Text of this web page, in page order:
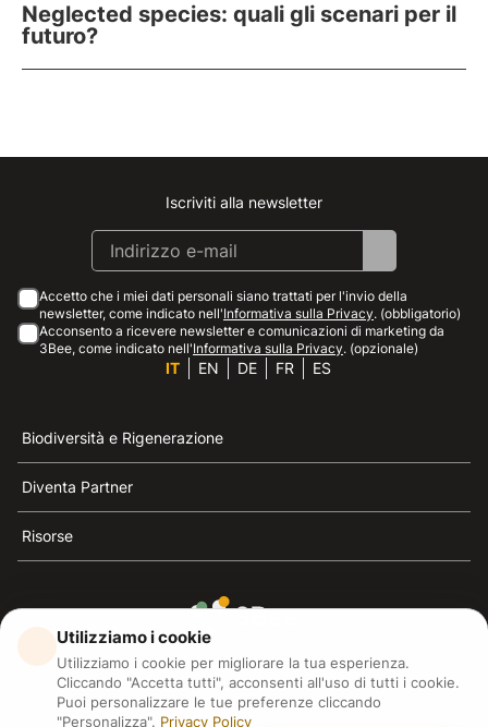
Neglected species: quali gli scenari per il
futuro?
Instagram
Facebook
Linkedin
Youtube
Iscriviti alla newsletter
Accetto che i miei dati personali siano trattati per l'invio della
newsletter, come indicato nell'Informativa sulla Privacy. (obbligatorio)
Acconsento a ricevere newsletter e comunicazioni di marketing da
3Bee, come indicato nell'Informativa sulla Privacy. (opzionale)
IT EN DE FR ES
Biodiversità e Rigenerazione
Diventa Partner
Risorse
3Bee è il riferimento della sostenibilità, la difesa delle
api e della biodiversità
3Bee S.R.L Via Pastrengo 14, 20159, Milano (MI)
Utilizziamo i cookie
Utilizziamo i cookie per migliorare la tua esperienza.
Cliccando "Accetta tutti", acconsenti all'uso di tutti i cookie.
Puoi personalizzare le tue preferenze cliccando
"Personalizza". Privacy Policy